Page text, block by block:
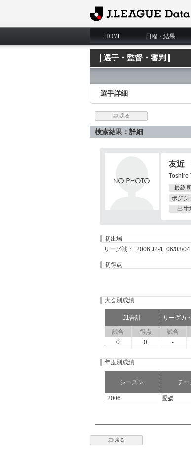
J.League Data Site
HOME 日程・結果
選手・監督・審判
選手詳細
戻る
検索結果：詳細
友近
Toshiro
最終
ポジシ
出生
初出場
リーグ戦： 2006 J2-1 06/03/04
初得点
大会別成績
J1合計 リーグカ
試合
得点 試合
0
0 -
年度別成績
シーズン チー
2006
愛媛
戻る